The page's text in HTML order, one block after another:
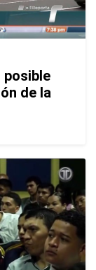
posible
de la